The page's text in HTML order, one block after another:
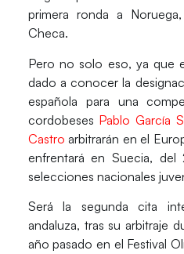
primera ronda a
Checa.
Pero no solo eso, ya que
dado a conocer la
española para una
cordobeses Pablo García
Castro arbitrarán en el
enfrentará en Suecia,
selecciones nacionales
Será la segunda cita
andaluza, tras su arbitraje
año pasado en el Festival